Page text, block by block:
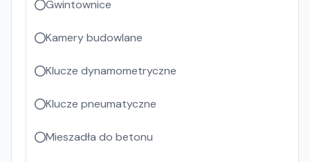
Gwintownice
Kamery budowlane
Klucze dynamometryczne
Klucze pneumatyczne
Mieszadła do betonu